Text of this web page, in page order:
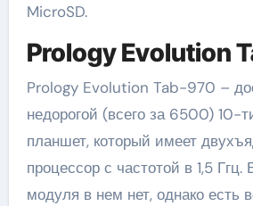
MicroSD.
Prology Evolution
Prology Evolution Tab-970 –
недорогой (всего за 6500) 10-
планшет, который имеет
процессор с частотой в 1,5 Ггц.
модуля в нем нет, однако есть